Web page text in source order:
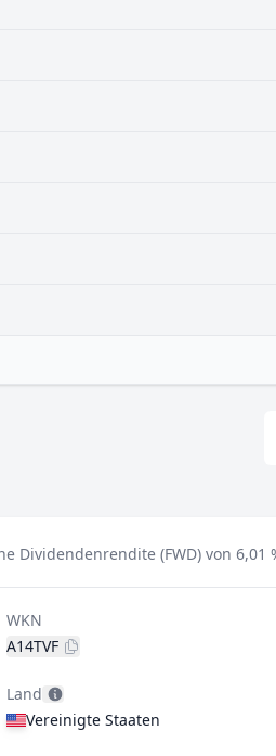
Dividendenrendite (FWD) von 6,01
WKN
A14TVF
Land
Vereinigte Staaten